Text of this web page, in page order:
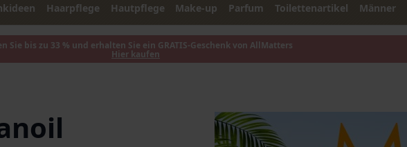
Haarpflege Hautpflege Make-up Parfum Toilettenartikel Männer
Sie bis zu 33 % und erhalten Sie ein GRATIS-Geschenk von AllMatters
Hier kaufen